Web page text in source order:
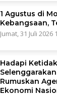
1 Agustus di
Kebangsaan,
Jumat, 31 Juli 2026
Hadapi
Rumuskan
Ekonomi